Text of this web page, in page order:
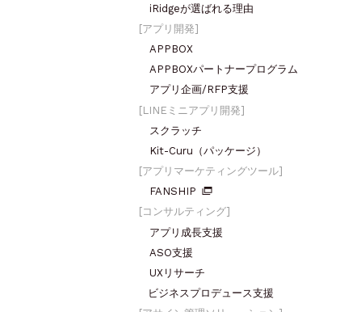
iRidgeが選ばれる理由
アプリ開発
APPBOX
APPBOXパートナープログラム
アプリ企画/RFP支援
LINEミニアプリ開発
スクラッチ
Kit-Curu（パッケージ）
アプリマーケティングツール
FANSHIP
コンサルティング
アプリ成長支援
ASO支援
UXリサーチ
ビジネスプロデュース支援